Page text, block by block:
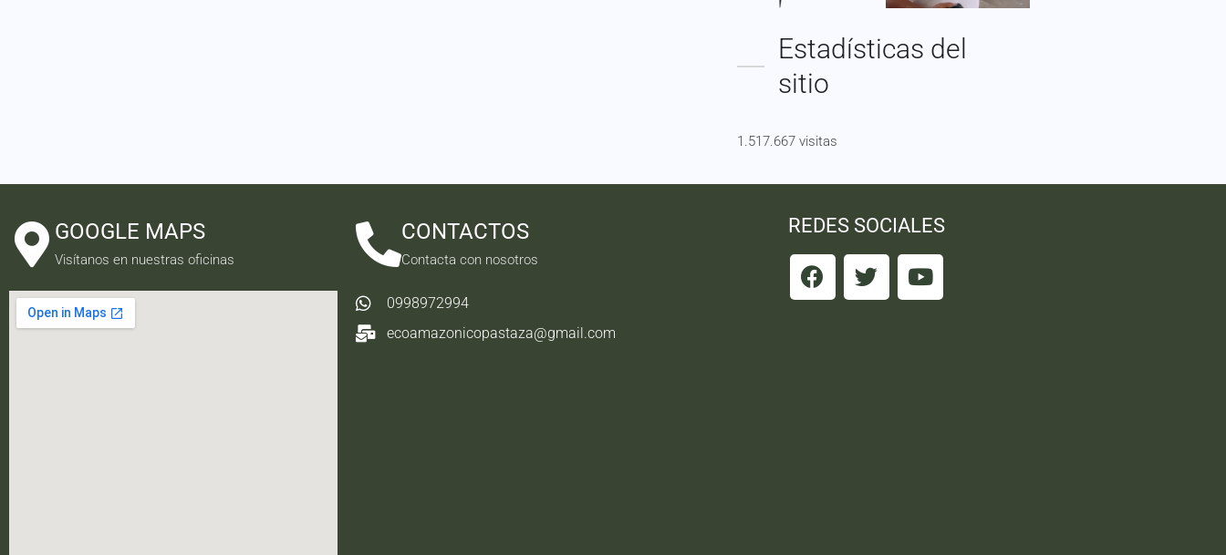
Estadísticas del
sitio
1.517.667 visitas
GOOGLE MAPS
Visítanos en nuestras oficinas
CONTACTOS
Contacta con nosotros
0998972994
ecoamazonicopastaza@gmail.com
REDES SOCIALES